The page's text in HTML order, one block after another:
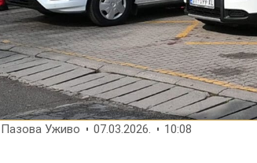
Уживо 07.03.2026. 10:08